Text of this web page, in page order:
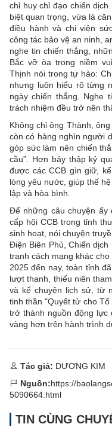
chỉ huy chỉ đạo chiến
biệt quan trọng, vừa là
điều hành và chi viện
công tác bảo vệ an ninh,
nghe tin chiến thắng,
Bắc vỡ òa trong niềm
Thịnh nói trong tự hào:
nhưng luôn hiểu rõ từng
ngày chiến thắng. Nghe
trách nhiệm đều trở nên
Không chỉ ông Thành,
còn có hàng nghìn người
góp sức làm nên chiến
cầu”. Hơn bảy thập kỷ
được các CCB gìn giữ,
lòng yêu nước, giúp thế
lập và hòa bình.
Để những câu chuyện ấy
cấp hội CCB trong tỉnh
sinh hoạt, nói chuyện
Điện Biên Phủ, Chiến
tranh cách mạng khác
2025 đến nay, toàn tỉnh
lượt thanh, thiếu niên
và kể chuyện lịch sử, từ
tinh thần "Quyết tử cho
trở thành nguồn động
vàng hơn trên hành trình
Tác giả: DƯƠNG KIM
Nguồn:https://
5090664.html
TIN CÙNG